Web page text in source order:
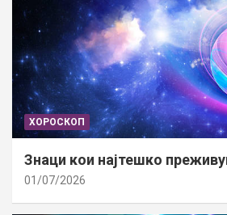
ХОРОСКОП
Знаци кои најтешко
01/07/2026